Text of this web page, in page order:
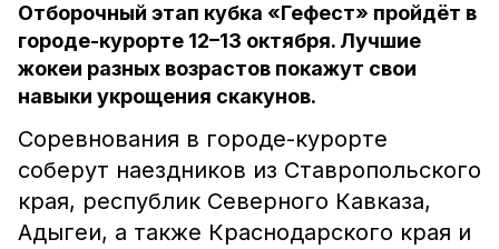
Отборочный этап кубка «Гефест» пройдёт в
городе-курорте 12–13 октября. Лучшие
жокеи разных возрастов покажут свои
навыки укрощения скакунов.
Соревнования в городе-курорте
соберут наездников из Ставропольского
края, республик Северного Кавказа,
Адыгеи, а также Краснодарского края и